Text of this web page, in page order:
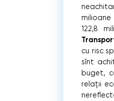
122,8
cu risc
sînt
buget,
relaţii